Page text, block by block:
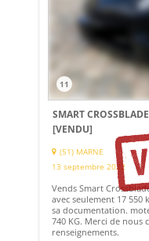
11
SMART
[VENDU]
(51) MARNE
13 septembre 2022
Vends Smart
avec seulement 17
sa documentation.
740 KG. Merci de
renseignements.